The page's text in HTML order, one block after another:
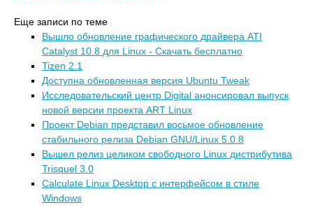
Еще записи по теме
Вышло обновление графического драйвера ATI
Catalyst 10.8 для Linux - Скачать бесплатно
Tizen 2.1
Доступна обновленная версия Ubuntu Tweak
Исследовательский центр Digital анонсировал выпуск
новой версии проекта ART Linux
Проект Debian представил восьмое обновление
стабильного релиза Debian GNU/Linux 5.0.8
Вышел релиз целиком свободного Linux дистрибутива
Trisquel 3.0
Calculate Linux Desktop с интерфейсом в стиле
Windows